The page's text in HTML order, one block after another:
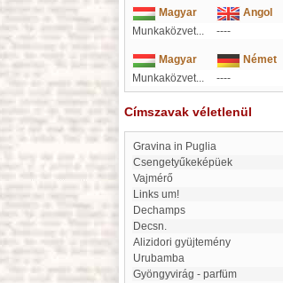
Magyar
Angol
Munkaközvet...
----
Magyar
Német
Munkaközvet...
----
Címszavak véletlenül
Gravina in Puglia
Csengetyűkeképüek
Vajmérő
links um!
Dechamps
Decsn.
Alizidori gyüjtemény
Urubamba
Gyöngyvirág - parfüm